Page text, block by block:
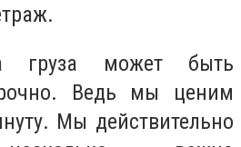
груза может быть
Ведь мы ценим
Мы действительно